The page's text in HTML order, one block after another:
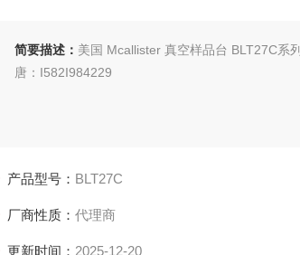
简要描述： 美国 Mcallister 真空样品台 BLT27C系列
唐：I582I984229
产品型号： BLT27C
厂商性质： 代理商
更新时间： 2025-12-20